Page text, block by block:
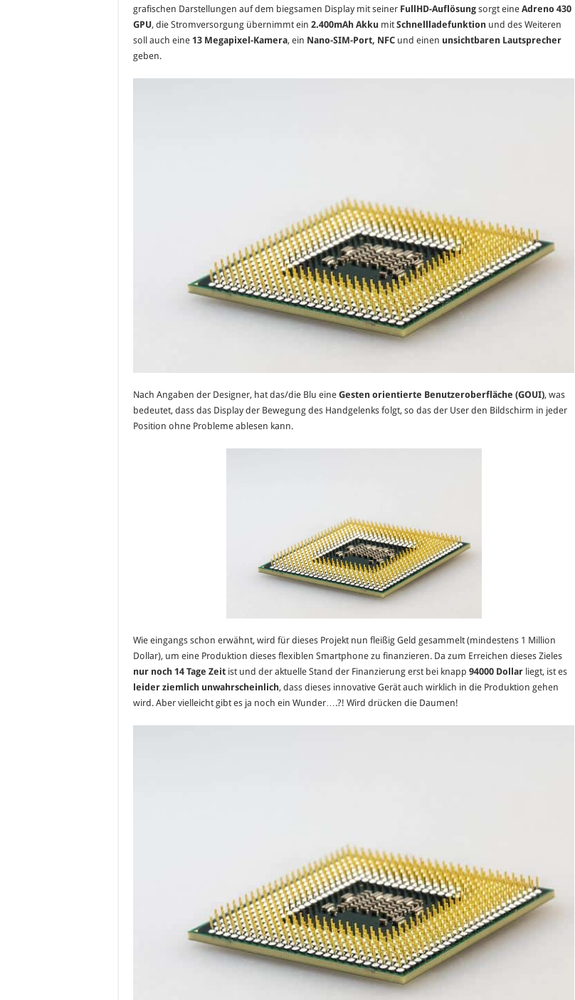
grafischen Darstellungen auf dem biegsamen Display mit seiner FullHD-Auflösung sorgt eine Adreno 430
GPU, die Stromversorgung übernimmt ein 2.400mAh Akku mitSchnellladefunktion und des Weiteren
soll auch eine 13 Megapixel-Kamera, ein Nano-SIM-Port, NFC und einen unsichtbaren Lautsprecher
geben.
Nach Angaben der Designer, hat das/die Blu eine Gesten orientierte Benutzeroberfläche (GOUI), was
bedeutet, dass das Display der Bewegung des Handgelenks folgt, so das der User den Bildschirm in jeder
Position ohne Probleme ablesen kann.
Wie eingangs schon erwähnt, wird für dieses Projekt nun fleißig Geld gesammelt (mindestens 1 Million
Dollar), um eine Produktion dieses flexiblen Smartphone zu finanzieren. Da zum Erreichen dieses Zieles
nur noch 14 Tage Zeit ist und der aktuelle Stand der Finanzierung erst bei knapp 94000 Dollar liegt, ist es
leider ziemlich unwahrscheinlich, dass dieses innovative Gerät auch wirklich in die Produktion gehen
wird. Aber vielleicht gibt es ja noch ein Wunder….?! Wird drücken die Daumen!